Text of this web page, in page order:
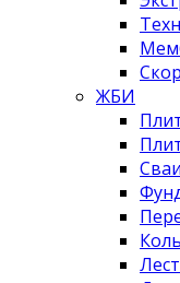
ЖБИ